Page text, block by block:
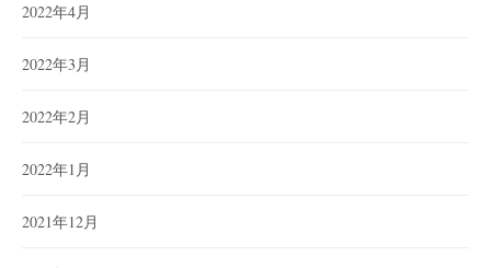
2022年4月
2022年3月
2022年2月
2022年1月
2021年12月